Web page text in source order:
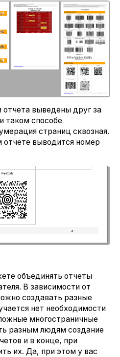
выведены друг за
таком способе
страниц сквозная.
выводится номер
объединять отчеты
В зависимости от
создавать разные
нет необходимости
многостраничные
разным людям создание
и в конце, при
их. Да, при этом у вас